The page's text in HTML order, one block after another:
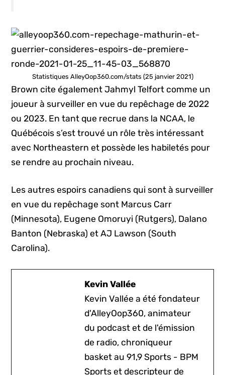
Statistiques AlleyOop360.com/stats (25 janvier 2021)
Brown cite également Jahmyl Telfort comme un
joueur à surveiller en vue du repêchage de 2022
ou 2023. En tant que recrue dans la NCAA, le
Québécois s’est trouvé un rôle très intéressant
avec Northeastern et possède les habiletés pour
se rendre au prochain niveau.
Les autres espoirs canadiens qui sont à surveiller
en vue du repêchage sont Marcus Carr
(Minnesota), Eugene Omoruyi (Rutgers), Dalano
Banton (Nebraska) et AJ Lawson (South
Carolina).
Kevin Vallée
Kevin Vallée a été fondateur
d'AlleyOop360, animateur
du podcast et de l'émission
de radio, chroniqueur
basket au 91,9 Sports - BPM
Sports et descripteur de